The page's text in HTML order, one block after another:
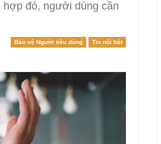
đó, người dùng cần
Bảo vệ Người tiêu dùng Tin nổi bật